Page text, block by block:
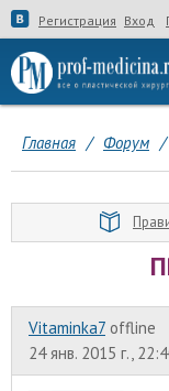
Регистрация Вход
Главная / Форум /
Vitaminka7 offline
24 янв. 2015 г.,